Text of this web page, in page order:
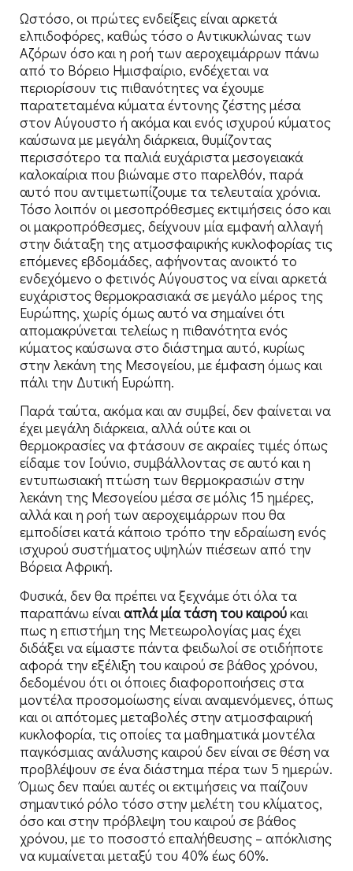
Ωστόσο, οι πρώτες ενδείξεις είναι αρκετά
ελπιδοφόρες, καθώς τόσο ο Αντικυκλώνας των
Αζόρων όσο και η ροή των αεροχειμάρρων πάνω
από το Βόρειο Ημισφαίριο, ενδέχεται να
περιορίσουν τις πιθανότητες να έχουμε
παρατεταμένα κύματα έντονης ζέστης μέσα
στον Αύγουστο ή ακόμα και ενός ισχυρού κύματος
καύσωνα με μεγάλη διάρκεια, θυμίζοντας
περισσότερο τα παλιά ευχάριστα μεσογειακά
καλοκαίρια που βιώναμε στο παρελθόν, παρά
αυτό που αντιμετωπίζουμε τα τελευταία χρόνια.
Τόσο λοιπόν οι μεσοπρόθεσμες εκτιμήσεις όσο και
οι μακροπρόθεσμες, δείχνουν μία εμφανή αλλαγή
στην διάταξη της ατμοσφαιρικής κυκλοφορίας τις
επόμενες εβδομάδες, αφήνοντας ανοικτό το
ενδεχόμενο ο φετινός Αύγουστος να είναι αρκετά
ευχάριστος θερμοκρασιακά σε μεγάλο μέρος της
Ευρώπης, χωρίς όμως αυτό να σημαίνει ότι
απομακρύνεται τελείως η πιθανότητα ενός
κύματος καύσωνα στο διάστημα αυτό, κυρίως
στην λεκάνη της Μεσογείου, με έμφαση όμως και
πάλι την Δυτική Ευρώπη.
Παρά ταύτα, ακόμα και αν συμβεί, δεν φαίνεται να
έχει μεγάλη διάρκεια, αλλά ούτε και οι
θερμοκρασίες να φτάσουν σε ακραίες τιμές όπως
είδαμε τον Ιούνιο, συμβάλλοντας σε αυτό και η
εντυπωσιακή πτώση των θερμοκρασιών στην
λεκάνη της Μεσογείου μέσα σε μόλις 15 ημέρες,
αλλά και η ροή των αεροχειμάρρων που θα
εμποδίσει κατά κάποιο τρόπο την εδραίωση ενός
ισχυρού συστήματος υψηλών πιέσεων από την
Βόρεια Αφρική.
Φυσικά, δεν θα πρέπει να ξεχνάμε ότι όλα τα
παραπάνω είναιαπλά μία τάση του καιρούκαι
πως η επιστήμη της Μετεωρολογίας μας έχει
διδάξει να είμαστε πάντα φειδωλοί σε οτιδήποτε
αφορά την εξέλιξη του καιρού σε βάθος χρόνου,
δεδομένου ότι οι όποιες διαφοροποιήσεις στα
μοντέλα προσομοίωσης είναι αναμενόμενες, όπως
και οι απότομες μεταβολές στην ατμοσφαιρική
κυκλοφορία, τις οποίες τα μαθηματικά μοντέλα
παγκόσμιας ανάλυσης καιρού δεν είναι σε θέση να
προβλέψουν σε ένα διάστημα πέρα των 5 ημερών.
Όμως δεν παύει αυτές οι εκτιμήσεις να παίζουν
σημαντικό ρόλο τόσο στην μελέτη του κλίματος,
όσο και στην πρόβλεψη του καιρού σε βάθος
χρόνου, με το ποσοστό επαλήθευσης – απόκλισης
να κυμαίνεται μεταξύ του 40% έως 60%.